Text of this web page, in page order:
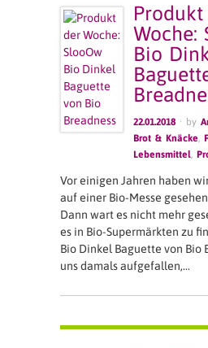
Woche:
Bio
22.01.2018 · by
Brot & Knäcke,
Lebensmittel,
Vor einigen Jahren haben
auf einer Bio-Messe
Dann wart es nicht mehr
es in Bio-Supermärkten zu
Bio Dinkel Baguette von Bio
uns damals aufgefallen,…